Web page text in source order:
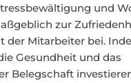
und
zur
der Mitarbeiter bei.
Gesundheit und das
Belegschaft